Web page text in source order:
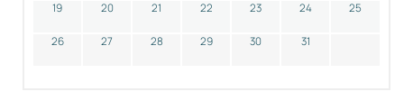
19 20 21 22 23 24 25
26 27 28 29 30 31